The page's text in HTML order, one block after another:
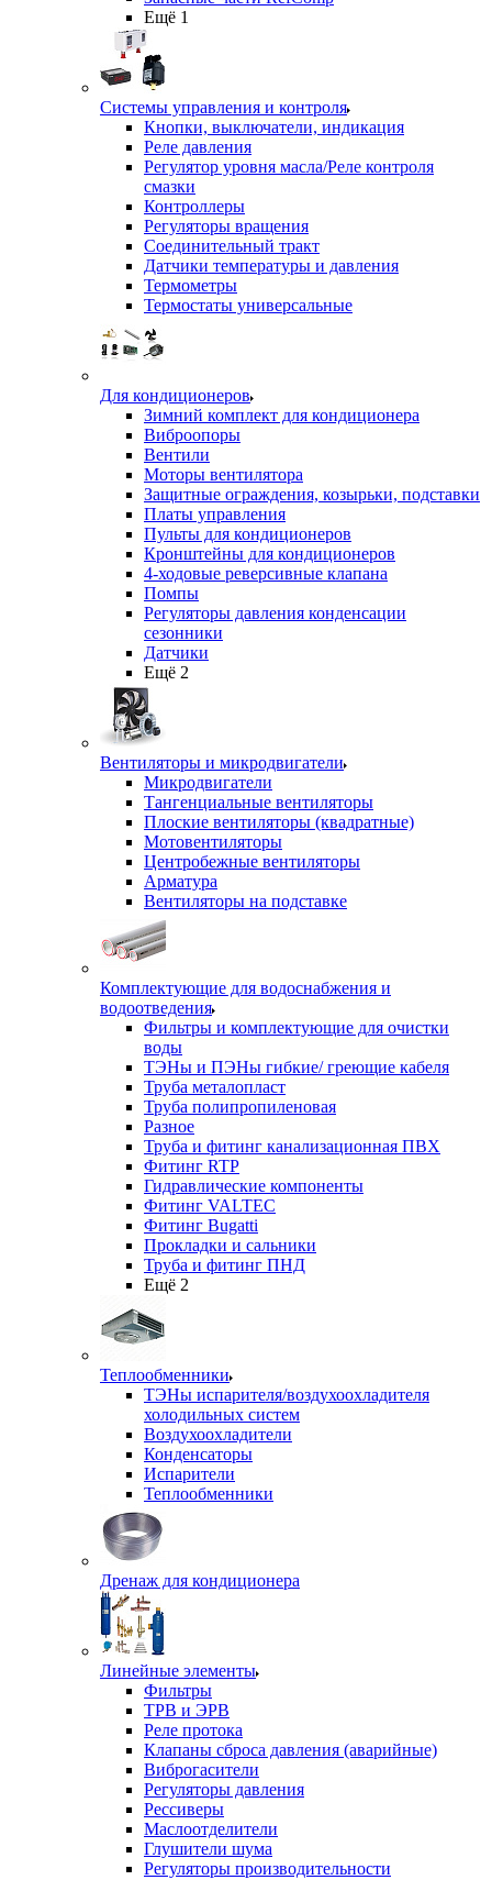
Ещё 1
Системы управления и контроля
Кнопки, выключатели, индикация
Реле давления
Регулятор уровня масла/Реле контроля
смазки
Контроллеры
Регуляторы вращения
Соединительный тракт
Датчики температуры и давления
Термометры
Термостаты универсальные
Для кондиционеров
Зимний комплект для кондиционера
Виброопоры
Вентили
Моторы вентилятора
Защитные ограждения, козырьки, подставки
Платы управления
Пульты для кондиционеров
Кронштейны для кондиционеров
4-ходовые реверсивные клапана
Помпы
Регуляторы давления конденсации
сезонники
Датчики
Ещё 2
Вентиляторы и микродвигатели
Микродвигатели
Тангенциальные вентиляторы
Плоские вентиляторы (квадратные)
Мотовентиляторы
Центробежные вентиляторы
Арматура
Вентиляторы на подставке
Комплектующие для водоснабжения и
водоотведения
Фильтры и комплектующие для очистки
воды
ТЭНы и ПЭНы гибкие/ греющие кабеля
Труба металопласт
Труба полипропиленовая
Разное
Труба и фитинг канализационная ПВХ
Фитинг RTP
Гидравлические компоненты
Фитинг VALTEC
Фитинг Bugatti
Прокладки и сальники
Труба и фитинг ПНД
Ещё 2
Теплообменники
ТЭНы испарителя/воздухоохладителя
холодильных систем
Воздухоохладители
Конденсаторы
Испарители
Теплообменники
Дренаж для кондиционера
Линейные элементы
Фильтры
ТРВ и ЭРВ
Реле протока
Клапаны сброса давления (аварийные)
Виброгасители
Регуляторы давления
Рессиверы
Маслоотделители
Глушители шума
Регуляторы производительности